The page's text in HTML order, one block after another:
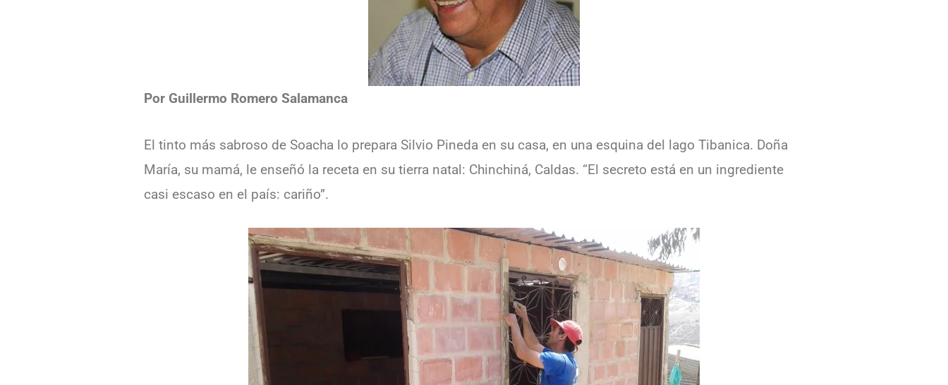
Por Guillermo Romero Salamanca
El tinto más sabroso de Soacha lo prepara Silvio Pineda en su casa, en una esquina del lago Tibanica. Doña
María, su mamá, le enseñó la receta en su tierra natal: Chinchiná, Caldas. “El secreto está en un ingrediente
casi escaso en el país: cariño”.